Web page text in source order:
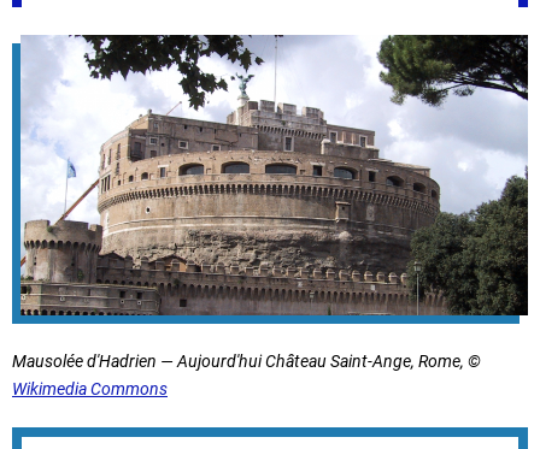
Mausolée d'Hadrien — Aujourd'hui Château Saint-Ange, Rome, ©
Wikimedia Commons